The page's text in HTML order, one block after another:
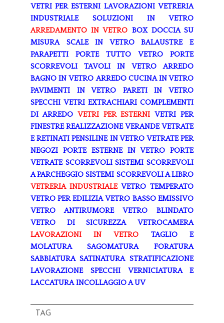
VETRI PER ESTERNI LAVORAZIONI VETRERIA
INDUSTRIALE
SOLUZIONI IN VETRO
ARREDAMENTO IN VETRO BOX DOCCIA SU
MISURA
SCALE IN VETRO
BALAUSTRE E
PARAPETTI
PORTE TUTTO VETRO
PORTE
SCORREVOLI
TAVOLI IN VETRO
ARREDO
BAGNO IN VETRO ARREDO CUCINA IN VETRO
PAVIMENTI IN VETRO
PARETI IN VETRO
SPECCHI VETRI EXTRACHIARI COMPLEMENTI
DI ARREDO VETRI PER ESTERNI VETRI PER
FINESTRE REALIZZAZIONE VERANDE VETRATE
E RETINATI PENSILINE IN VETRO VETRATE PER
NEGOZI PORTE ESTERNE IN VETRO PORTE
VETRATE SCORREVOLI SISTEMI SCORREVOLI
A PARCHEGGIO SISTEMI SCORREVOLI A LIBRO
VETRERIA INDUSTRIALE VETRO TEMPERATO
VETRO PER EDILIZIA VETRO BASSO EMISSIVO
VETRO ANTIRUMORE
VETRO BLINDATO
VETRO DI SICUREZZA
VETROCAMERA
LAVORAZIONI IN VETRO
TAGLIO E
MOLATURA
SAGOMATURA
FORATURA
SABBIATURA SATINATURA STRATIFICAZIONE
LAVORAZIONE SPECCHI
VERNICIATURA E
LACCATURA INCOLLAGGIO A UV
TAG